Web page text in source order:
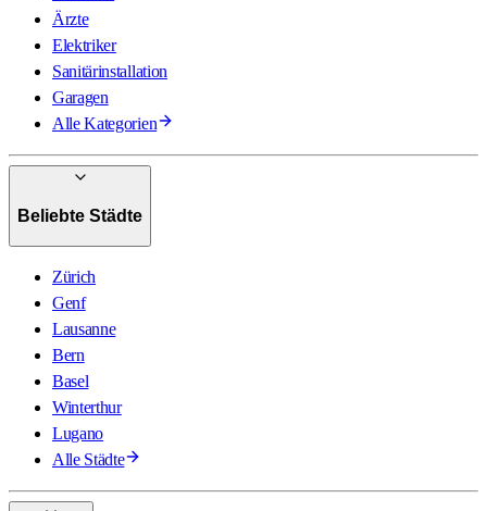
Ärzte
Elektriker
Sanitärinstallation
Garagen
Alle Kategorien
Beliebte Städte
Zürich
Genf
Lausanne
Bern
Basel
Winterthur
Lugano
Alle Städte